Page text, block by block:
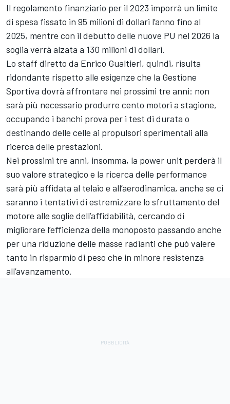
Il regolamento finanziario per il 2023 imporrà un limite
di spesa fissato in 95 milioni di dollari l’anno fino al
2025, mentre con il debutto delle nuove PU nel 2026 la
soglia verrà alzata a 130 milioni di dollari.
Lo staff diretto da Enrico Gualtieri, quindi, risulta
ridondante rispetto alle esigenze che la Gestione
Sportiva dovrà affrontare nei prossimi tre anni: non
sarà più necessario produrre cento motori a stagione,
occupando i banchi prova per i test di durata o
destinando delle celle ai propulsori sperimentali alla
ricerca delle prestazioni.
Nei prossimi tre anni, insomma, la power unit perderà il
suo valore strategico e la ricerca delle performance
sarà più affidata al telaio e all’aerodinamica, anche se ci
saranno i tentativi di estremizzare lo sfruttamento del
motore alle soglie dell’affidabilità, cercando di
migliorare l’efficienza della monoposto passando anche
per una riduzione delle masse radianti che può valere
tanto in risparmio di peso che in minore resistenza
all’avanzamento.